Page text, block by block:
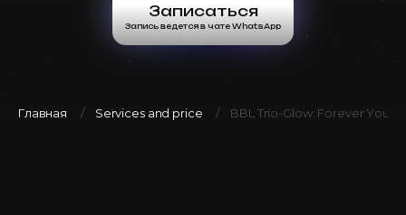
Записаться
Запись ведется в чате WhatsApp
Главная Services and price BBL Trio-Glow: Forever